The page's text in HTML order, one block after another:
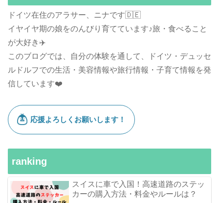
ドイツ在住のアラサー、ニナです🇩🇪
イヤイヤ期の娘をのんびり育てています♪旅・食べること
が大好き✈️
このブログでは、自分の体験を通して、ドイツ・デュッセ
ルドルフでの生活・美容情報や旅行情報・子育て情報を発
信しています❤️
ranking
スイスに車で入国！高速道路のステッ
カーの購入方法・料金やルールは？